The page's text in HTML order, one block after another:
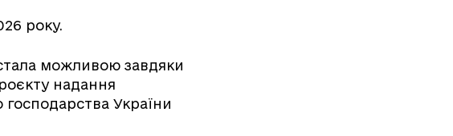
року.
можливою завдяки
надання
господарства України